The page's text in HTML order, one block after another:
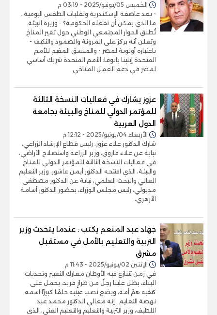
الخميس 05/يونيو/2025 - 03:19 م
- بعد عاصفة الإسكندرية وتقلبات الطقس اليومية..
ما الذي يمكن أن تفعله الحكومة؟ - وزيرة البيئة
تُطلق الحوار المجتمعي الوطني حول تغير المناخ
وتعلن أنه يركز على المرونة والصمود والتكيف -
باعتباره أولوية لمصر - والمنسق المقيم للأمم
المتحدة إيلينا بانوفا: الأمم المتحدة شريك أساسي
لمصر في دعم العمل المناخي
عزوز يشارك في فعاليات النسخة الثالثة
للمؤتمر الدولي للمناخ والبيئة بجامعة
الدول العربية
الأربعاء 04/يونيو/2025 - 12:12 م
شارك الدكتور علاء عزوز، رئيس قطاع الإرشاد الزراعي،
نيابة عن علاء فاروق، وزير الزراعة واستصلاح الأراضي،
في فعاليات النسخة الثالثة للمؤتمر الدولي للمناخ
والبيئة، الذي افتتحه الدكتور أيمن عاشور، وزير التعليم
العالي والبحث العلمي، نيابة عن الدكتور مصطفى
مدبولي، رئيس مجلس الوزراء، بحضور الدكتور أسامة
الأزهري،
جهاد عبد المنعم يكتب : عندما يتحدث وزير
التربية والتعليم بالأمل في مستقبل
مشرق
الإثنين 02/يونيو/2025 - 11:43 م
في زمن تتنازع فيه الأوطان معارك التغيير وتحديات
البناء، يطل علينا رجلٌ من طرازٍ فريد، يحمل على
كتفيه همّ أمة، ويضع نصب عينيه حلمًا كبيرًا اسمه
نهضة التعليم . إنه معالي الدكتور محمد عبد
اللطيف، وزير التربية والتعليم والتعليم الفني، الذي